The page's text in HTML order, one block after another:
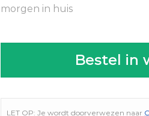
morgen in huis
Bestel in
LET OP: Je wordt doorverwezen naar